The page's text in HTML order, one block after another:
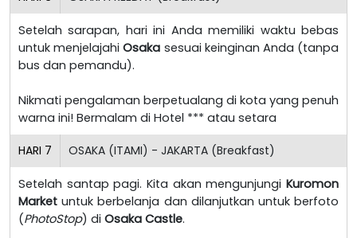
Setelah sarapan, hari ini Anda memiliki waktu bebas
untuk menjelajahiOsaka sesuai keinginan Anda (tanpa
bus dan pemandu).
Nikmati pengalaman berpetualang di kota yang penuh
warna ini! Bermalam di Hotel *** atau setara
HARI 7 OSAKA (ITAMI) - JAKARTA (Breakfast)
Setelah santap pagi. Kita akan mengunjungi Kuromon
Market untuk berbelanja dan dilanjutkan untuk berfoto
(PhotoStop) di Osaka Castle.